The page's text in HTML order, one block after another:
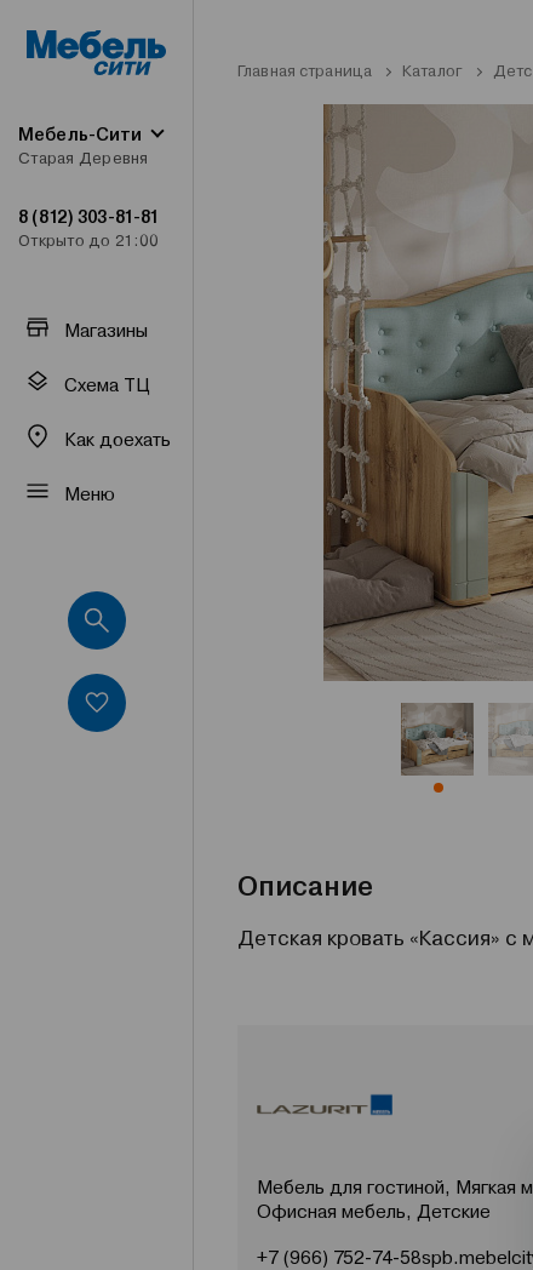
Мебель-Сити
Старая Деревня
8 (812) 303-81-81
Открыто до 21:00
Магазины
Схема ТЦ
Как доехать
Меню
Главная страница Каталог
Описание
Детская кровать «Кассия» с
Мебель для гостиной, Мягкая
Офисная мебель, Детские
+7 (966) 752-74-58